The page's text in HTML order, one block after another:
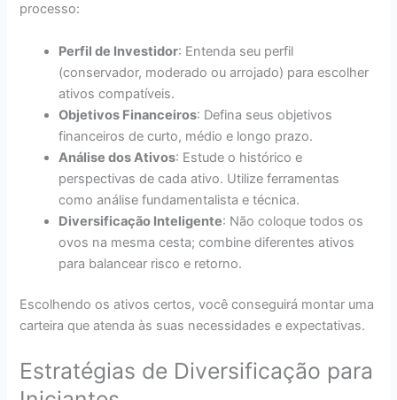
processo:
Perfil de Investidor: Entenda seu perfil
(conservador, moderado ou arrojado) para escolher
ativos compatíveis.
Objetivos Financeiros: Defina seus objetivos
financeiros de curto, médio e longo prazo.
Análise dos Ativos: Estude o histórico e
perspectivas de cada ativo. Utilize ferramentas
como análise fundamentalista e técnica.
Diversificação Inteligente: Não coloque todos os
ovos na mesma cesta; combine diferentes ativos
para balancear risco e retorno.
Escolhendo os ativos certos, você conseguirá montar uma
carteira que atenda às suas necessidades e expectativas.
Estratégias de Diversificação para